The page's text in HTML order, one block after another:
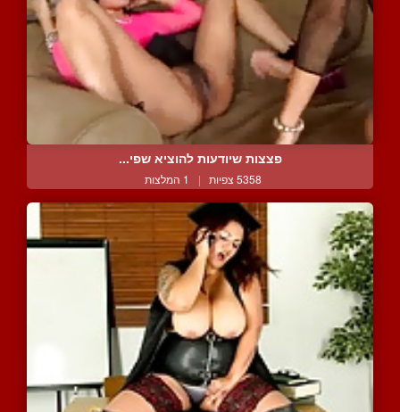
פצצות שיודעות להוציא שפי...
5358 צפיות | 1 המלצות